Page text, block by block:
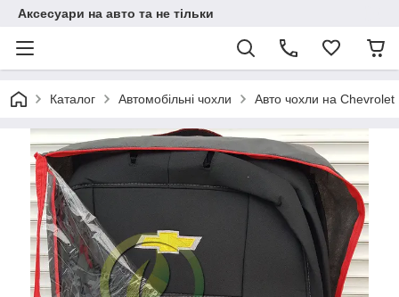
Аксесуари на авто та не тільки
Каталог Автомобільні чохли Авто чохли на Chevrolet